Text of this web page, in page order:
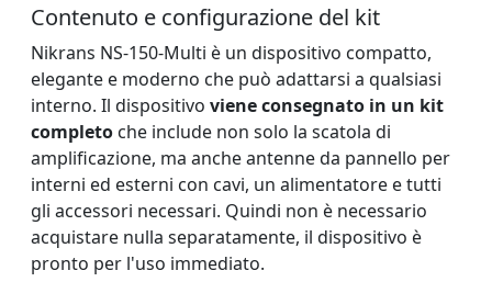
Contenuto e configurazione del kit
Nikrans NS-150-Multi è un dispositivo compatto,
elegante e moderno che può adattarsi a qualsiasi
interno. Il dispositivo viene consegnato in un kit
completo che include non solo la scatola di
amplificazione, ma anche antenne da pannello per
interni ed esterni con cavi, un alimentatore e tutti
gli accessori necessari. Quindi non è necessario
acquistare nulla separatamente, il dispositivo è
pronto per l'uso immediato.